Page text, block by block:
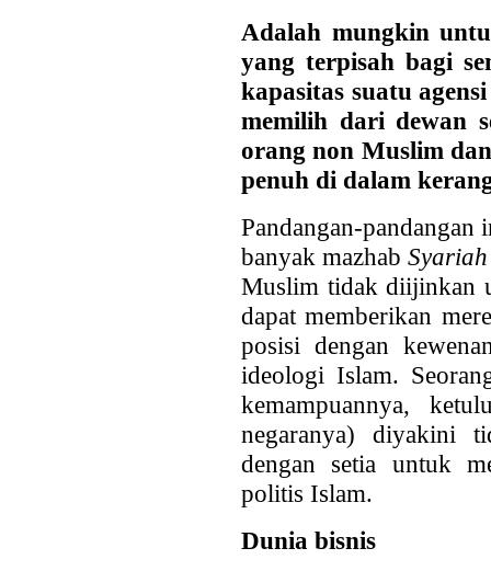
Adalah mungkin
yang terpisah bagi
kapasitas suatu
memilih dari dewan
orang non Muslim
penuh di dalam
Pandangan-pandangan
banyak mazhab
Muslim tidak diijinkan
dapat memberikan
posisi dengan
ideologi Islam.
kemampuannya,
negaranya) diyakini
dengan setia untuk
politis Islam.
Dunia bisnis